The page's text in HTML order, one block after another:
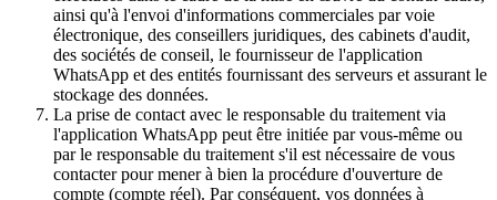
ainsi qu'à l'envoi d'informations commerciales par voie
électronique, des conseillers juridiques, des cabinets d'audit,
des sociétés de conseil, le fournisseur de l'application
WhatsApp et des entités fournissant des serveurs et assurant le
stockage des données.
La prise de contact avec le responsable du traitement via
l'application WhatsApp peut être initiée par vous-même ou
par le responsable du traitement s'il est nécessaire de vous
contacter pour mener à bien la procédure d'ouverture de
compte (compte réel). Par conséquent, vos données à